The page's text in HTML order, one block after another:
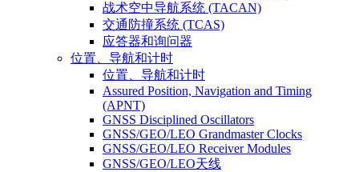
战术空中导航系统 (TACAN)
交通防撞系统 (TCAS)
应答器和询问器
位置、导航和计时
位置、导航和计时
Assured Position, Navigation and Timing
(APNT)
GNSS Disciplined Oscillators
GNSS/GEO/LEO Grandmaster Clocks
GNSS/GEO/LEO Receiver Modules
GNSS/GEO/LEO天线